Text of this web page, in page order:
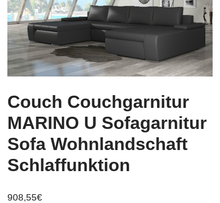
Couch Couchgarnitur
MARINO U Sofagarnitur
Sofa Wohnlandschaft
Schlaffunktion
908,55€